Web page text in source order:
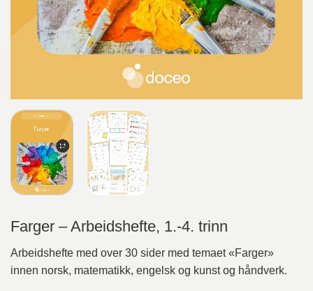
Farger – Arbeidshefte, 1.-4. trinn
Arbeidshefte med over 30 sider med temaet «Farger»
innen norsk, matematikk, engelsk og kunst og håndverk.